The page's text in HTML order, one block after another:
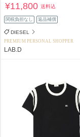
¥11,800送料込
関税負担なし 返品補償
DIESEL
PREMIUM PERSONAL SHOPPER
LAB.D